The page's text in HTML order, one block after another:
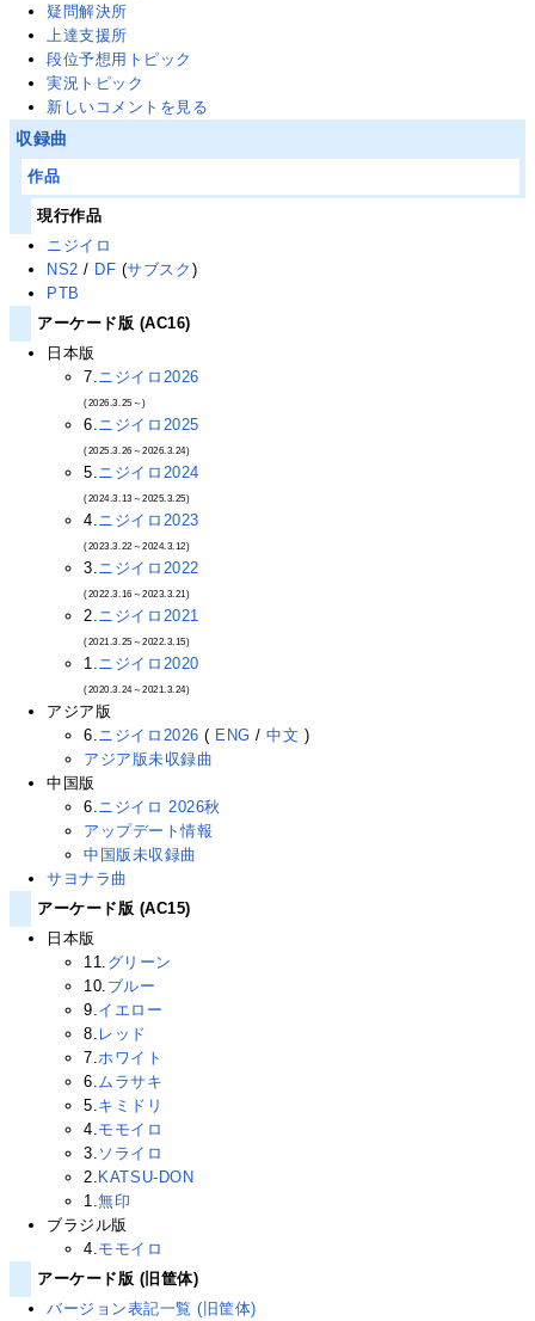
疑問解決所
上達支援所
段位予想用トピック
実況トピック
新しいコメントを見る
収録曲
作品
現行作品
ニジイロ
NS2 / DF (サブスク )
PTB
アーケード版 (AC16)
日本版
7.ニジイロ2026
(2026.3.25～)
6.ニジイロ2025
(2025.3.26～2026.3.24)
5.ニジイロ2024
(2024.3.13～2025.3.25)
4.ニジイロ2023
(2023.3.22～2024.3.12)
3.ニジイロ2022
(2022.3.16～2023.3.21)
2.ニジイロ2021
(2021.3.25～2022.3.15)
1.ニジイロ2020
(2020.3.24～2021.3.24)
アジア版
6.ニジイロ2026 ( ENG /中文 )
アジア版未収録曲
中国版
6.ニジイロ 2026秋
アップデート情報
中国版未収録曲
サヨナラ曲
アーケード版 (AC15)
日本版
11. グリーン
10. ブルー
9.イエロー
8. レッド
7.ホワイト
6.ムラサキ
5.キミドリ
4.モモイロ
3. ソライロ
2. KATSU-DON
1.無印
ブラジル版
4.モモイロ
アーケード版 (旧筐体)
バージョン表記一覧 (旧筐体)